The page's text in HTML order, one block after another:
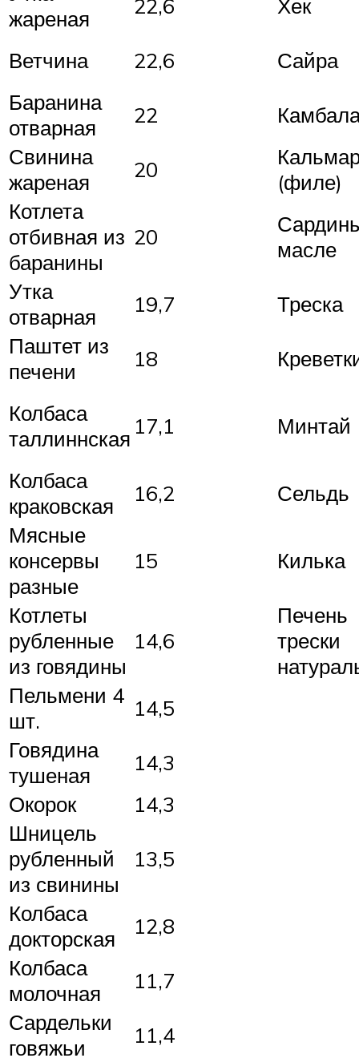
жареная
22,6 Хек
Ветчина 22,6
Сайра
Баранина
отварная
22
Свинина
жареная
20
(филе)
Котлета
отбивная из
баранины
20
масле
Утка
отварная
19,7
Треска
Паштет из
печени
18
Колбаса
таллиннская 17,1 Минтай
Колбаса
краковская
16,2
Сельдь
Мясные
консервы
разные
15 Килька
Котлеты
рубленные
из говядины
14,6
Печень
трески
Пельмени 4
шт.
14,5
Говядина
тушеная
14,3
Окорок
14,3
Шницель
рубленный
из свинины
13,5
Колбаса
докторская
12,8
Колбаса
молочная
11,7
Сардельки
говяжьи
11,4